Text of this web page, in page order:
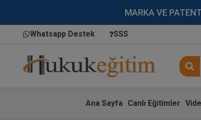
MARKA VE
Whatsapp Destek SSS
Ana Sayfa Canlı Eğitimler